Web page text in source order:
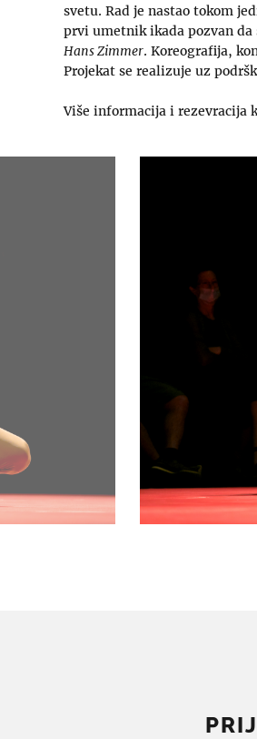
svetu. Rad je nastao tokom
prvi umetnik ikada pozvan
Hans Zimmer. Koreografija,
Projekat se realizuje uz
Više informacija i rezevracija